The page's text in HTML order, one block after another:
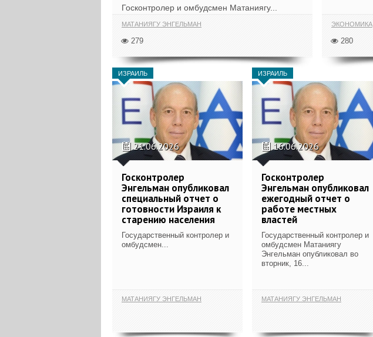
Госконтролер и омбудсмен Матаниягу...
МАТАНИЯГУ ЭНГЕЛЬМАН
279
ЭКОНОМИКА
280
ИЗРАИЛЬ
21.06.2026
Госконтролер
Энгельман опубликовал
специальный отчет о
готовности Израиля к
старению населения
Государственный контролер и
омбудсмен...
МАТАНИЯГУ ЭНГЕЛЬМАН
ИЗРАИЛЬ
16.06.2026
Госконтролер
Энгельман опубликовал
ежегодный отчет о
работе местных
властей
Государственный контролер и
омбудсмен Матаниягу
Энгельман опубликовал во
вторник, 16...
МАТАНИЯГУ ЭНГЕЛЬМАН